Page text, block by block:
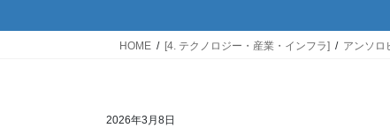
HOME [4. テクノロジー・産業・インフラ] アンソロ
2026年3月8日